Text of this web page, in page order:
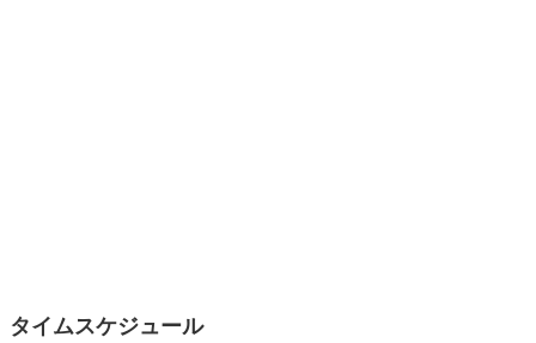
タイムスケジュール